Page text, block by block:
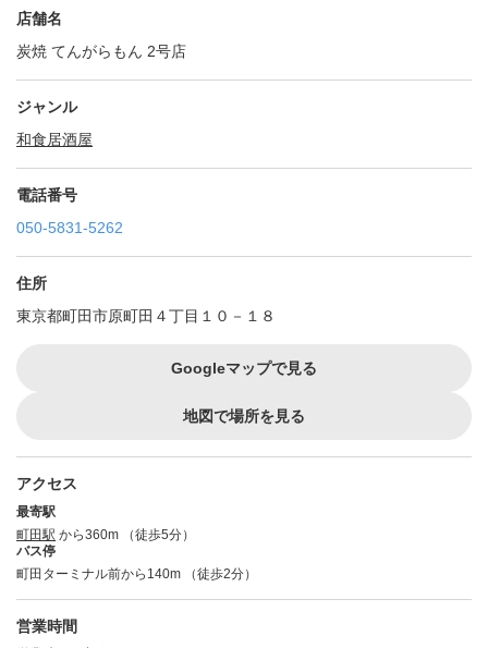
店舗名
炭焼 てんがらもん 2号店
ジャンル
和食居酒屋
電話番号
050-5831-5262
住所
東京都町田市原町田４丁目１０－１８
Googleマップで見る
地図で場所を見る
アクセス
最寄駅
町田駅 から360m （徒歩5分）
バス停
町田ターミナル前から140m （徒歩2分）
営業時間